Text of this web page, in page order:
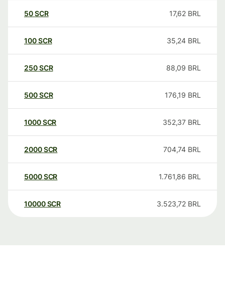
50SCR 17,62 BRL
100SCR 35,24 BRL
250SCR 88,09 BRL
500SCR 176,19 BRL
1000SCR 352,37 BRL
2000SCR 704,74 BRL
5000SCR 1.761,86 BRL
10000 SCR 3.523,72 BRL